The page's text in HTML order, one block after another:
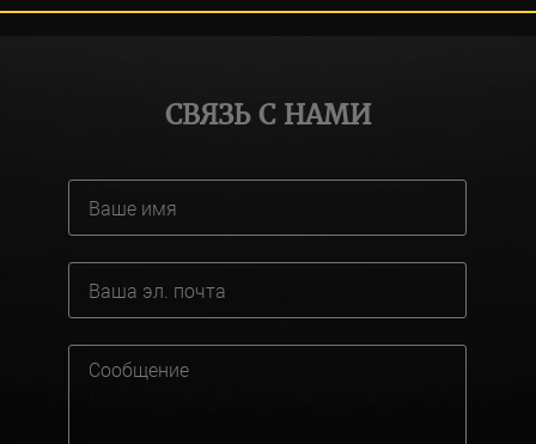
СВЯЗЬ С НАМИ